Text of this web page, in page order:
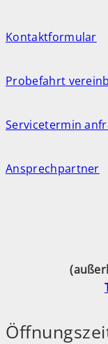
Kontaktformular
Probefahrt
Servicetermin
Ansprechpartner